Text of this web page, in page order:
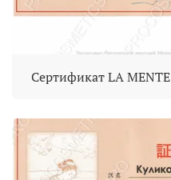
Сертификат LA MENTE